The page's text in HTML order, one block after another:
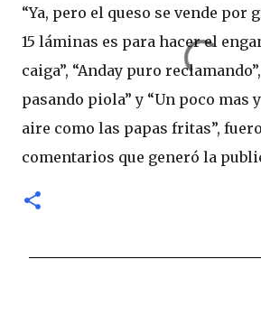
“Ya, pero el queso se vende por
15 láminas es para hacer el
caiga”, “Anday puro
pasando piola” y “Un poco mas
aire como las papas fritas”,
comentarios que generó la